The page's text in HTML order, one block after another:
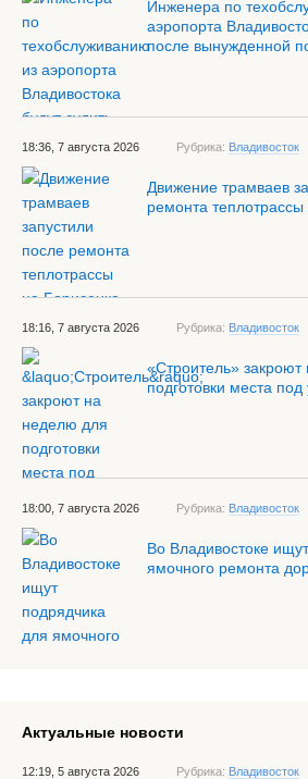
Инженера по
аэропорта
после вынужденной
18:36, 7 августа 2026 Рубрика: Владивосток
Движение трамваев
ремонта
18:16, 7 августа 2026 Рубрика: Владивосток
«Строитель»
подготовки места
18:00, 7 августа 2026 Рубрика: Владивосток
Во Владивостоке
ямочного ремонта
Актуальные новости
12:19, 5 августа 2026 Рубрика: Владивосток